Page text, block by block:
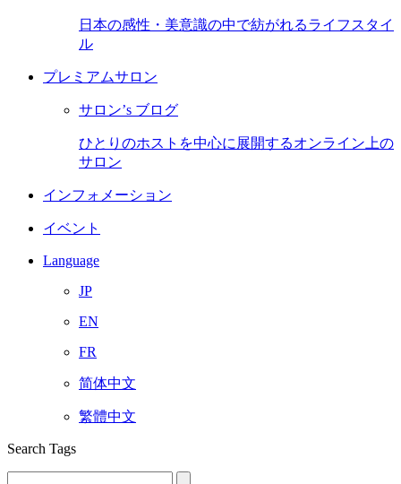
日本の感性・美意識の中で紡がれるライフスタイ
ル
プレミアムサロン
サロン’s ブログ
ひとりのホストを中心に展開するオンライン上の
サロン
インフォメーション
イベント
Language
JP
EN
FR
简体中文
繁體中文
Search Tags